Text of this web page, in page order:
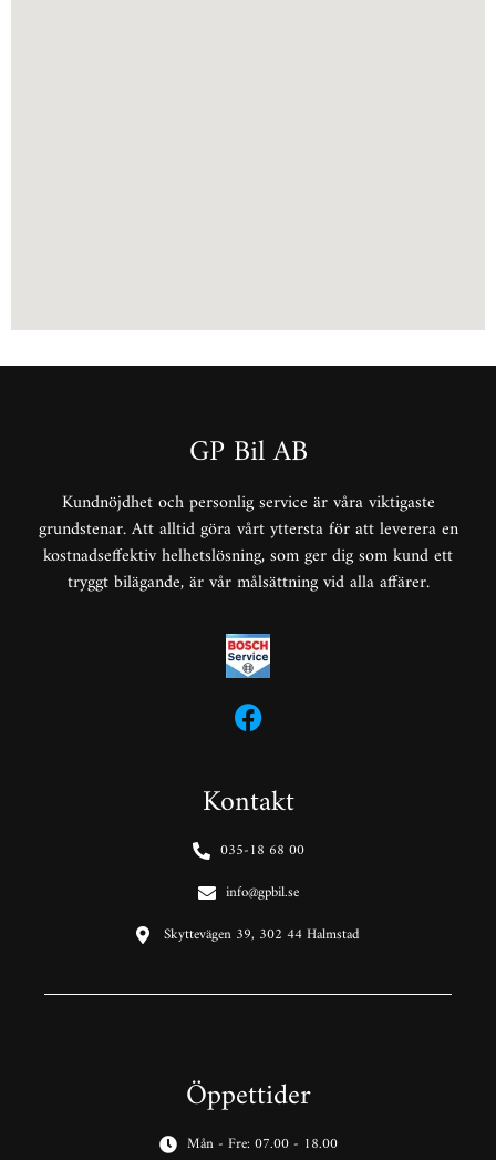
GP Bil AB
Kundnöjdhet och personlig service är våra viktigaste
grundstenar. Att alltid göra vårt yttersta för att leverera en
kostnadseffektiv helhetslösning, som ger dig som kund ett
tryggt bilägande, är vår målsättning vid alla affärer.
Kontakt
035-18 68 00
info@gpbil.se
Skyttevägen 39, 302 44 Halmstad
Öppettider
Mån - Fre: 07.00 - 18.00